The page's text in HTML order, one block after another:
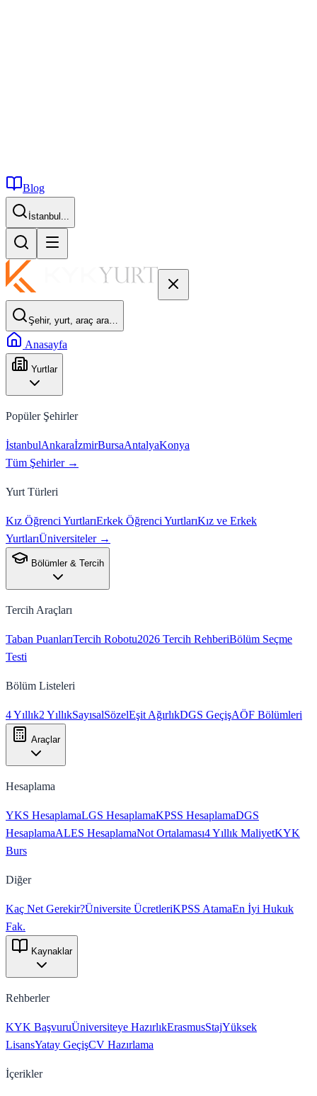
Blog
İstanbul...
Şehir, yurt, araç ara…
Anasayfa
Yurtlar
Popüler Şehirler
İstanbulAnkaraİzmirBursaAntalyaKonya
Tüm Şehirler →
Yurt Türleri
Kız Öğrenci YurtlarıErkek Öğrenci YurtlarıKız ve Erkek
YurtlarıÜniversiteler →
Bölümler & Tercih
Tercih Araçları
Taban PuanlarıTercih Robotu2026 Tercih RehberiBölüm Seçme
Testi
Bölüm Listeleri
4 Yıllık2 YıllıkSayısalSözelEşit AğırlıkDGS GeçişAÖF Bölümleri
Araçlar
Hesaplama
YKS HesaplamaLGS HesaplamaKPSS HesaplamaDGS
HesaplamaALES HesaplamaNot Ortalaması4 Yıllık MaliyetKYK
Burs
Diğer
Kaç Net Gerekir?Üniversite ÜcretleriKPSS AtamaEn İyi Hukuk
Fak.
Kaynaklar
Rehberler
KYK BaşvuruÜniversiteye HazırlıkErasmusStajYüksek
LisansYatay GeçişCV Hazırlama
İçerikler